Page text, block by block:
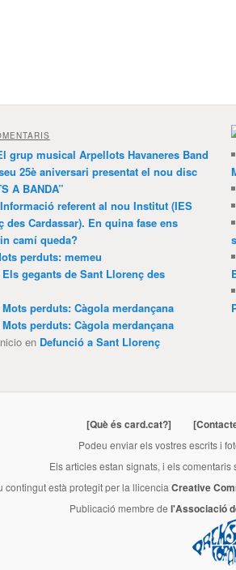
grup musical Arpellots Havaneres Band
25è aniversari presentat el nou disc
A BANDA”
Informació referent al nou Institut (IES
des Cardassar). En quina fase ens
camí queda?
perduts: memeu
Els gegants de Sant Llorenç des
Mots perduts: Càgola merdançana
Mots perduts: Càgola merdançana
en Defunció a Sant Llorenç
[Què és card.cat?]
Podeu enviar els vostres escrits i
Els articles estan signats, i els
contingut està protegit per la llicencia Creative
Publicació membre de l'Associació